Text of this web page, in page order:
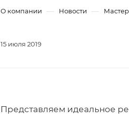
О компании — Новости —
15 июля 2019
Представляем идеальное